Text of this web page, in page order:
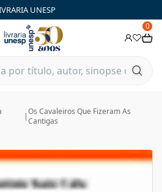
UNESP
0
|Os Cavaleiros Que Fizeram As
Cantigas